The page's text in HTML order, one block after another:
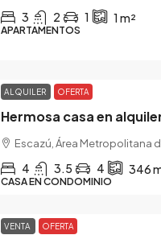
3 2 1 1 m²
APARTAMENTOS
ALQUILER OFERTA
Hermosa casa en
Escazú, Área Metropolitana
4 3.5 4 346
CASA EN CONDOMINIO
VENTA OFERTA